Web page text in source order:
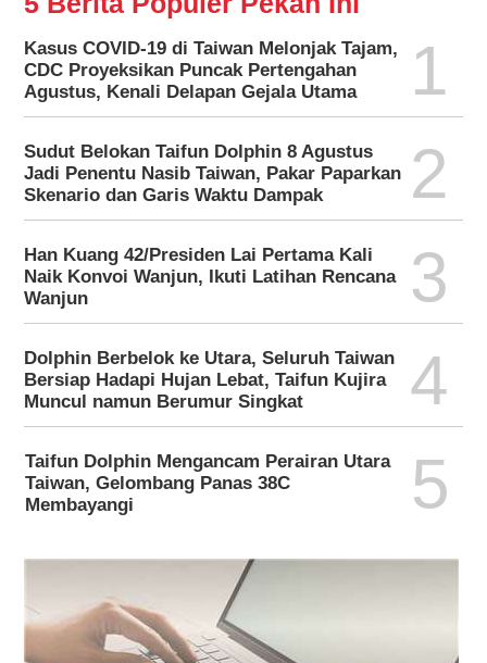
Kasus COVID-19 di Taiwan Melonjak Tajam,
CDC Proyeksikan Puncak Pertengahan
Agustus, Kenali Delapan Gejala Utama
1
Sudut Belokan Taifun Dolphin 8 Agustus
Jadi Penentu Nasib Taiwan, Pakar Paparkan
Skenario dan Garis Waktu Dampak
2
Han Kuang 42/Presiden Lai Pertama Kali
Naik Konvoi Wanjun, Ikuti Latihan Rencana
Wanjun
3
Dolphin Berbelok ke Utara, Seluruh Taiwan
Bersiap Hadapi Hujan Lebat, Taifun Kujira
Muncul namun Berumur Singkat
4
Taifun Dolphin Mengancam Perairan Utara
Taiwan, Gelombang Panas 38C
Membayangi
5